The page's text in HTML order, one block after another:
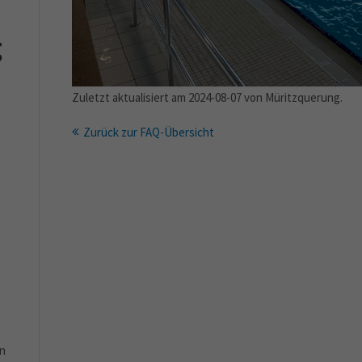
Zuletzt aktualisiert am 2024-08-07 von Müritzquerung.
Zurück zur FAQ-Übersicht